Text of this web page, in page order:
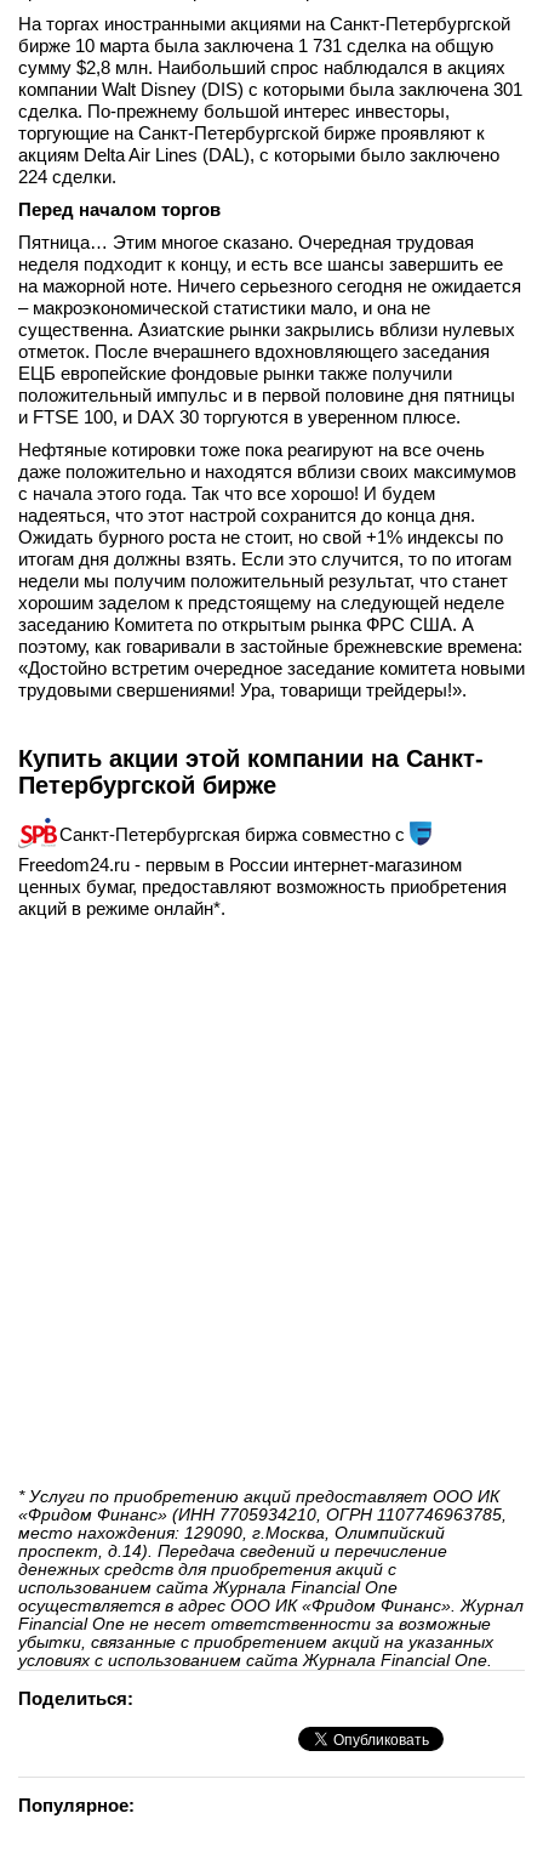
На торгах иностранными акциями на Санкт-Петербургской
бирже 10 марта была заключена 1 731 сделка на общую
сумму $2,8 млн. Наибольший спрос наблюдался в акциях
компании Walt Disney (DIS) с которыми была заключена 301
сделка. По-прежнему большой интерес инвесторы,
торгующие на Санкт-Петербургской бирже проявляют к
акциям Delta Air Lines (DAL), с которыми было заключено
224 сделки.
Перед началом торгов
Пятница… Этим многое сказано. Очередная трудовая
неделя подходит к концу, и есть все шансы завершить ее
на мажорной ноте. Ничего серьезного сегодня не ожидается
– макроэкономической статистики мало, и она не
существенна. Азиатские рынки закрылись вблизи нулевых
отметок. После вчерашнего вдохновляющего заседания
ЕЦБ европейские фондовые рынки также получили
положительный импульс и в первой половине дня пятницы
и FTSE 100, и DAX 30 торгуются в уверенном плюсе.
Нефтяные котировки тоже пока реагируют на все очень
даже положительно и находятся вблизи своих максимумов
с начала этого года. Так что все хорошо! И будем
надеяться, что этот настрой сохранится до конца дня.
Ожидать бурного роста не стоит, но свой +1% индексы по
итогам дня должны взять. Если это случится, то по итогам
недели мы получим положительный результат, что станет
хорошим заделом к предстоящему на следующей неделе
заседанию Комитета по открытым рынка ФРС США. А
поэтому, как говаривали в застойные брежневские времена:
«Достойно встретим очередное заседание комитета новыми
трудовыми свершениями! Ура, товарищи трейдеры!».
Купить акции этой компании на Санкт-
Петербургской бирже
Санкт-Петербургская биржа совместно с
Freedom24.ru - первым в России интернет-магазином
ценных бумаг, предоставляют возможность приобретения
акций в режиме онлайн*.
* Услуги по приобретению акций предоставляет ООО ИК
«Фридом Финанс» (ИНН 7705934210, ОГРН 1107746963785,
место нахождения: 129090, г.Москва, Олимпийский
проспект, д.14). Передача сведений и перечисление
денежных средств для приобретения акций с
использованием сайта Журнала Financial One
осуществляется в адрес ООО ИК «Фридом Финанс». Журнал
Financial One не несет ответственности за возможные
убытки, связанные с приобретением акций на указанных
условиях с использованием сайта Журнала Financial One.
Поделиться:
Популярное: